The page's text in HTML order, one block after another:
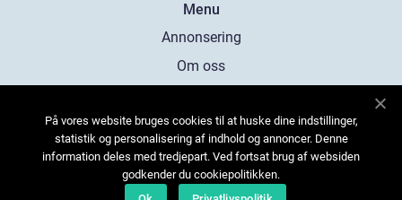
Menu
Annonsering
Om oss
Kontakta oss
Sitemap
På vores website bruges cookies til at huske dine indstillinger,
statistik og personalisering af indhold og annoncer. Denne
information deles med tredjepart. Ved fortsat brug af websiden
godkender du cookiepolitikken.